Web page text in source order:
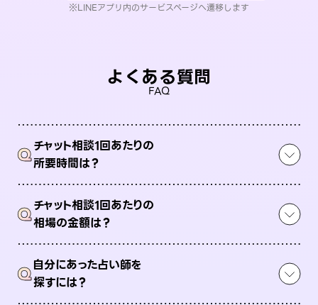
※LINEアプリ内のサービスページへ遷移します
よくある質問
FAQ
Qチャット相談1回あたりの
所要時間は？
Qチャット相談1回あたりの
相場の金額は？
Q自分にあった占い師を
探すには？